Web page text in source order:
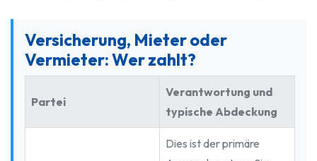
Versicherung, Mieter oder
Vermieter: Wer zahlt?
Partei
Verantwortung und
typische Abdeckung
Dies ist der primäre